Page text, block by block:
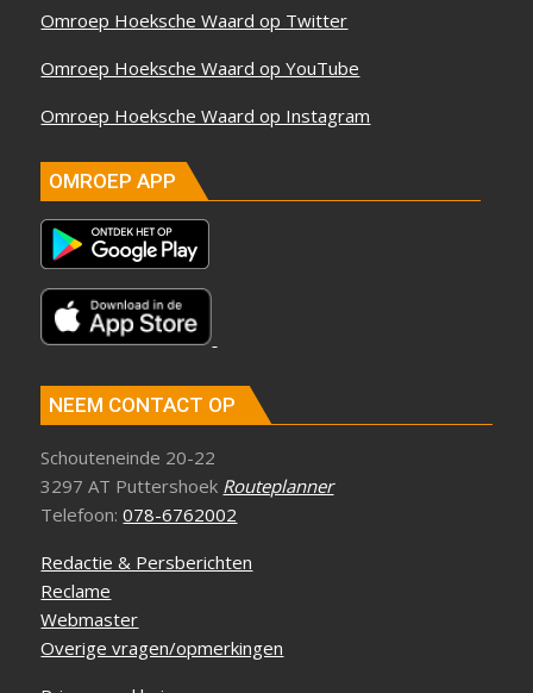
Omroep Hoeksche Waard op Twitter
Omroep Hoeksche Waard op YouTube
Omroep Hoeksche Waard op Instagram
OMROEP APP
NEEM CONTACT OP
Schouteneinde 20-22
3297 AT Puttershoek Routeplanner
Telefoon:078-6762002
Redactie & Persberichten
Reclame
Webmaster
Overige vragen/opmerkingen